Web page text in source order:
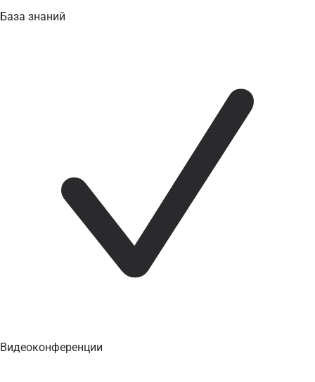
База знаний
Видеоконференции